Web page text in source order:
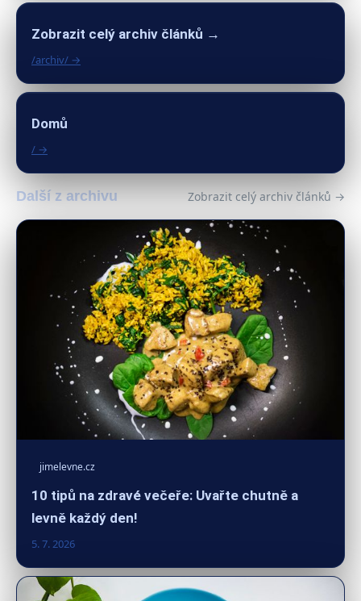
Zobrazit celý archiv článků →
/archiv/ →
Domů
/ →
Další z archivu Zobrazit celý archiv článků →
jimelevne.cz
10 tipů na zdravé večeře: Uvařte chutně a
levně každý den!
5. 7. 2026